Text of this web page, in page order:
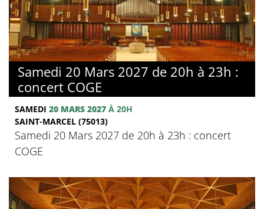
Samedi 20 Mars 2027 de 20h à 23h :
concert COGE
SAMEDI 20 MARS 2027 À 20H
SAINT-MARCEL (75013)
Samedi 20 Mars 2027 de 20h à 23h : concert
COGE